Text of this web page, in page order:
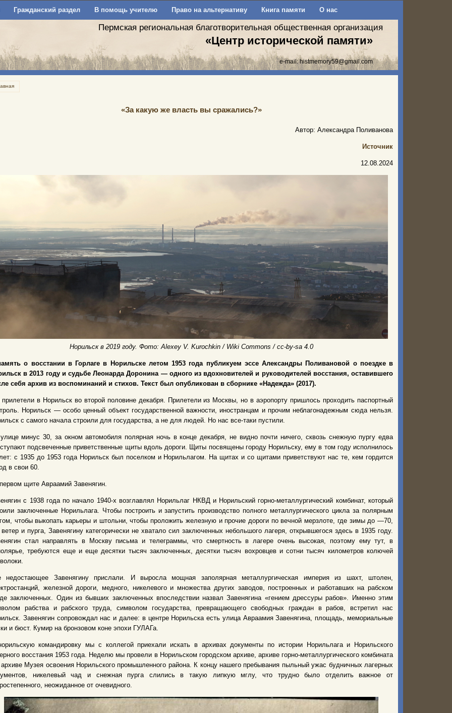
Гражданский раздел В помощь учителю Право на альтернативу Книга памяти О нас
Пермская региональная благотворительная общественная организация
«Центр исторической памяти»
e-mail:histmemory59@gmail.com
«За какую же власть вы сражались?»
Автор: Александра Поливанова
Источник
12.08.2024
Норильск в 2019 году. Фото: Alexey V. Kurochkin / Wiki Commons / cc-by-sa 4.0
о восстании в Горлаге в Норильске летом 1953 года публикуем эссе Александры Поливановой о поездке в
в 2013 году и судьбе Леонарда Доронина — одного из вдохновителей и руководителей восстания, оставившего
себя архив из воспоминаний и стихов. Текст был опубликован в сборнике «Надежда» (2017).
в Норильск во второй половине декабря. Прилетели из Москвы, но в аэропорту пришлось проходить паспортный
Норильск — особо ценный объект государственной важности, иностранцам и прочим неблагонадежным сюда нельзя.
с самого начала строили для государства, а не для людей. Но нас все-таки пустили.
минус 30, за окном автомобиля полярная ночь в конце декабря, не видно почти ничего, сквозь снежную пургу едва
подсвеченные приветственные щиты вдоль дороги. Щиты посвящены городу Норильску, ему в том году исполнилось
с 1935 до 1953 года Норильск был поселком и Норильлагом. На щитах и со щитами приветствуют нас те, кем гордится
в свои 60.
щите Авраамий Завенягин.
с 1938 года по начало 1940-х возглавлял Норильлаг НКВД и Норильский горно-металлургический комбинат, который
заключенные Норильлага. Чтобы построить и запустить производство полного металлургического цикла за полярным
чтобы выкопать карьеры и штольни, чтобы проложить железную и прочие дороги по вечной мерзлоте, где зимы до —70,
ветер и пурга, Завенягину категорически не хватало сил заключенных небольшого лагеря, открывшегося здесь в 1935 году.
стал направлять в Москву письма и телеграммы, что смертность в лагере очень высокая, поэтому ему тут, в
требуются еще и еще десятки тысяч заключенных, десятки тысяч вохровцев и сотни тысяч километров колючей
недостающее Завенягину прислали. И выросла мощная заполярная металлургическая империя из шахт, штолен,
железной дороги, медного, никелевого и множества других заводов, построенных и работавших на рабском
заключенных. Один из бывших заключенных впоследствии назвал Завенягина «гением дрессуры рабов». Именно этим
рабства и рабского труда, символом государства, превращающего свободных граждан в рабов, встретил нас
Завенягин сопровождал нас и далее: в центре Норильска есть улица Авраамия Завенягина, площадь, мемориальные
и бюст. Кумир на бронзовом коне эпохи ГУЛАГа.
командировку мы с коллегой приехали искать в архивах документы по истории Норильлага и Норильского
восстания 1953 года. Неделю мы провели в Норильском городском архиве, архиве горно-металлургического комбината
Музея освоения Норильского промышленного района. К концу нашего пребывания пыльный ужас будничных лагерных
никелевый чад и снежная пурга слились в такую липкую мглу, что трудно было отделить важное от
неожиданное от очевидного.